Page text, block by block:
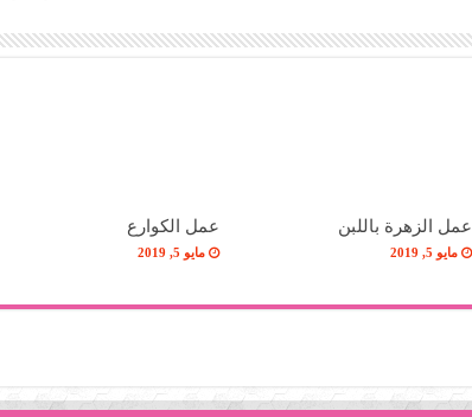
عمل الزهرة باللبن
مايو 5, 2019
عمل الكوارع
مايو 5, 2019